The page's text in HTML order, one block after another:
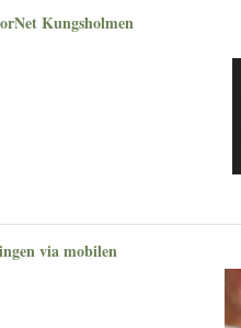
Kungsholmen
via mobilen